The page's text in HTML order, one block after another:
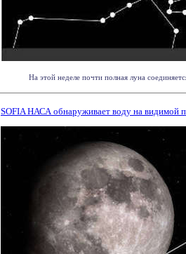
На этой неделе почти полная луна
SOFIA НАСА обнаруживает воду на видимой